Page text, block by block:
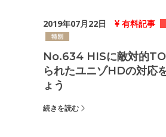
2019年07月22日 有料記事
No.634 HISに敵対的
られたユニゾHDの対応
ょう
続きを読む